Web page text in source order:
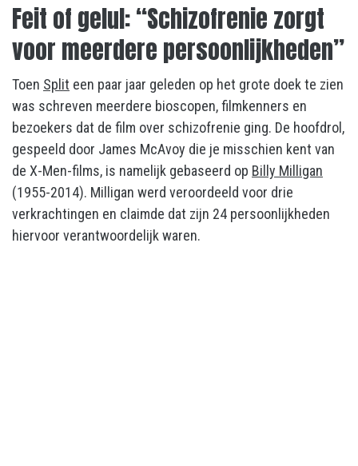
Feit of gelul: “Schizofrenie zorgt
voor meerdere persoonlijkheden”
Toen Split een paar jaar geleden op het grote doek te zien
was schreven meerdere bioscopen, filmkenners en
bezoekers dat de film over schizofrenie ging. De hoofdrol,
gespeeld door James McAvoy die je misschien kent van
de X-Men-films, is namelijk gebaseerd op Billy Milligan
(1955-2014). Milligan werd veroordeeld voor drie
verkrachtingen en claimde dat zijn 24 persoonlijkheden
hiervoor verantwoordelijk waren.